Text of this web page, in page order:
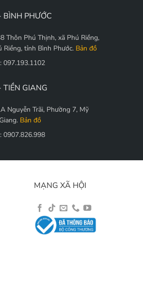
BÌNH PHƯỚC
Thôn Phú Thịnh, xã Phú Riềng,
Riềng, tỉnh Bình Phước. Bản đồ
097.193.1102
TIỀN GIANG
Nguyễn Trãi, Phường 7, Mỹ
Bản đồ
0907.826.998
MẠNG XÃ HỘI